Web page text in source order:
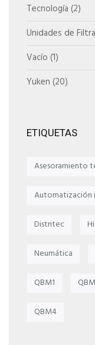
Tecnología (2)
Unidades de
Vacío (1)
Yuken (20)
ETIQUETAS
Asesoramiento
Automatización
Distritec
Neumática
QBM1
QBM4